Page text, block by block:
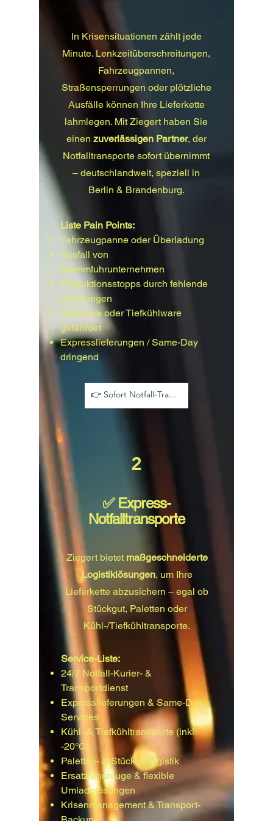
In Krisensituationen zählt jede
Minute. Lenkzeitüberschreitungen,
Fahrzeugpannen,
Straßensperrungen oder plötzliche
Ausfälle können Ihre Lieferkette
lahmlegen. Mit Ziegert haben Sie
einen zuverlässigen Partner, der
Notfalltransporte sofort übernimmt
– deutschlandweit, speziell in
Berlin & Brandenburg.
Liste Pain Points:
Fahrzeugpanne oder Überladung
Ausfall von
Stammfuhrunternehmen
Produktionsstopps durch fehlende
Lieferungen
Kühlware oder Tiefkühlware
gefährdet
Expresslieferungen / Same-Day
dringend
👉 Sofort Notfall-Transport anfragen
2
✅ Express-
Notfalltransporte
Ziegert bietet maßgeschneiderte
Logistiklösungen, um Ihre
Lieferkette abzusichern – egal ob
Stückgut, Paletten oder
Kühl-/Tiefkühltransporte.
Service-Liste:
24/7 Notfall-Kurier- &
Transportdienst
Expresslieferungen & Same-Day
Services
Kühl- & Tiefkühltransporte (inkl.
-20°C)
Paletten- & Stückgutlogistik
Ersatzfahrzeuge & flexible
Umladelösungen
Krisenmanagement & Transport-